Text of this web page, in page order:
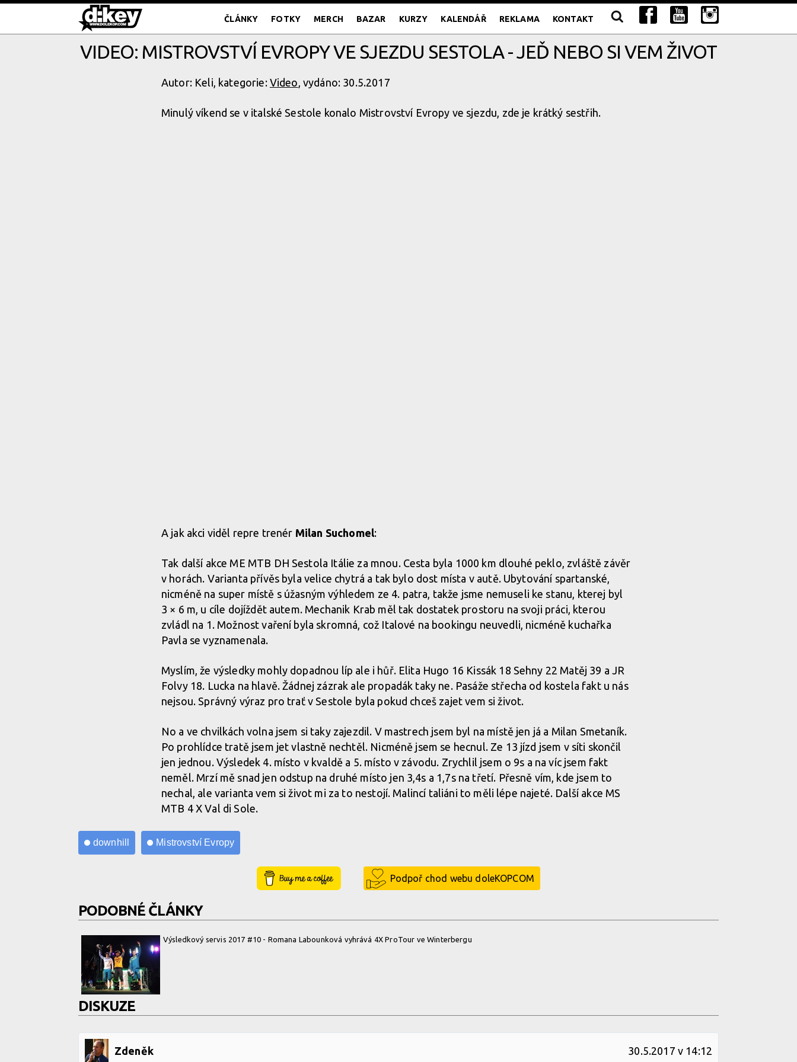
ČLÁNKY FOTKY MERCH BAZAR KURZY KALENDÁŘ REKLAMA KONTAKT
VIDEO: MISTROVSTVÍ EVROPY VE SJEZDU SESTOLA - JEĎ NEBO SI VEM ŽIVOT
Autor: Keli, kategorie: Video, vydáno: 30.5.2017
Minulý víkend se v italské Sestole konalo Mistrovství Evropy ve sjezdu, zde je krátký sestřih.
A jak akci viděl repre trenér Milan Suchomel:
Tak další akce ME MTB DH Sestola Itálie za mnou. Cesta byla 1000 km dlouhé peklo, zvláště závěr
v horách. Varianta přívěs byla velice chytrá a tak bylo dost místa v autě. Ubytování spartanské,
nicméně na super místě s úžasným výhledem ze 4. patra, takže jsme nemuseli ke stanu, kterej byl
3 × 6 m, u cíle dojíždět autem. Mechanik Krab měl tak dostatek prostoru na svoji práci, kterou
zvládl na 1. Možnost vaření byla skromná, což Italové na bookingu neuvedli, nicméně kuchařka
Pavla se vyznamenala.
Myslím, že výsledky mohly dopadnou líp ale i hůř. Elita Hugo 16 Kissák 18 Sehny 22 Matěj 39 a JR
Folvy 18. Lucka na hlavě. Žádnej zázrak ale propadák taky ne. Pasáže střecha od kostela fakt u nás
nejsou. Správný výraz pro trať v Sestole byla pokud chceš zajet vem si život.
No a ve chvilkách volna jsem si taky zajezdil. V mastrech jsem byl na místě jen já a Milan Smetaník.
Po prohlídce tratě jsem jet vlastně nechtěl. Nicméně jsem se hecnul. Ze 13 jízd jsem v síti skončil
jen jednou. Výsledek 4. místo v kvaldě a 5. místo v závodu. Zrychlil jsem o 9s a na víc jsem fakt
neměl. Mrzí mě snad jen odstup na druhé místo jen 3,4s a 1,7s na třetí. Přesně vím, kde jsem to
nechal, ale varianta vem si život mi za to nestojí. Malincí taliáni to měli lépe najeté. Další akce MS
MTB 4 X Val di Sole.
downhill Mistrovství Evropy
Buy Me a Coffee Podpoř chod webu doleKOPCOM
PODOBNÉ ČLÁNKY
Výsledkový servis 2017 #10 - Romana Labounková vyhrává 4X ProTour ve Winterbergu
DISKUZE
Zdeněk 30.5.2017 v 14:12